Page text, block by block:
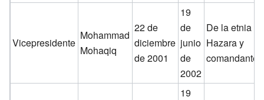
Vicepresidente
Mohammad
Mohaqiq
22 de
diciembre
de 2001
19
de
junio
de
2002
De la etnia
Hazara y
comandante.
19